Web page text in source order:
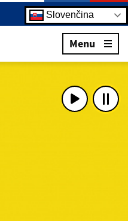
Slovenčina
Menu